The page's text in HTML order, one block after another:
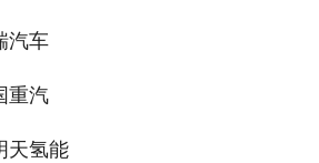
汽车
重汽
天氢能